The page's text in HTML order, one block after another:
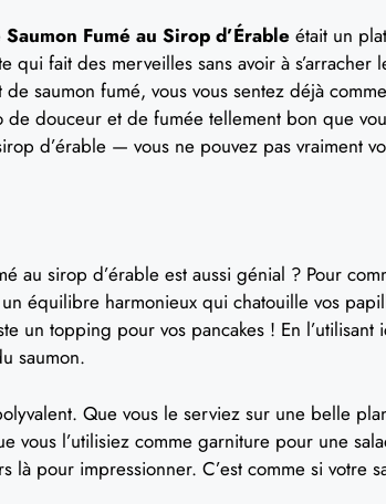
Saumon Fumé au Sirop d’Érable était un
qui fait des merveilles sans avoir à s’arracher
saumon fumé, vous vous sentez déjà
de douceur et de fumée tellement bon que
d’érable — vous ne pouvez pas vraiment
au sirop d’érable est aussi génial ? Pour
équilibre harmonieux qui chatouille vos
un topping pour vos pancakes ! En
saumon.
Que vous le serviez sur une belle
vous l’utilisiez comme garniture pour une
là pour impressionner. C’est comme si votre